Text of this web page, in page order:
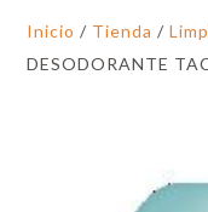
Inicio / Tienda /
DESODORANTE